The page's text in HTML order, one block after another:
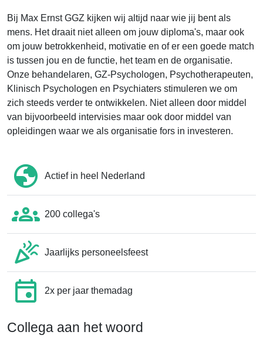
Bij Max Ernst GGZ kijken wij altijd naar wie jij bent als
mens. Het draait niet alleen om jouw diploma's, maar ook
om jouw betrokkenheid, motivatie en of er een goede match
is tussen jou en de functie, het team en de organisatie.
Onze behandelaren, GZ-Psychologen, Psychotherapeuten,
Klinisch Psychologen en Psychiaters stimuleren we om
zich steeds verder te ontwikkelen. Niet alleen door middel
van bijvoorbeeld intervisies maar ook door middel van
opleidingen waar we als organisatie fors in investeren.
Actief in heel Nederland
200 collega's
Jaarlijks personeelsfeest
2x per jaar themadag
Collega aan het woord